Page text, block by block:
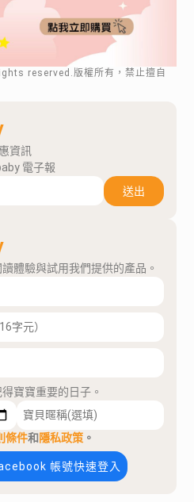
reserved.版權所有，禁止擅自
資訊
電子報
送出
體驗與試用我們提供的產品。
寶寶重要的日子。
條件和隱私政策 。
帳號快速登入